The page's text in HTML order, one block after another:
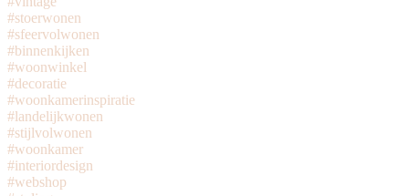
#stoerwonen
#sfeervolwonen
#binnenkijken
#woonwinkel
#decoratie
#woonkamerinspiratie
#landelijkwonen
#stijlvolwonen
#woonkamer
#interiordesign
#webshop